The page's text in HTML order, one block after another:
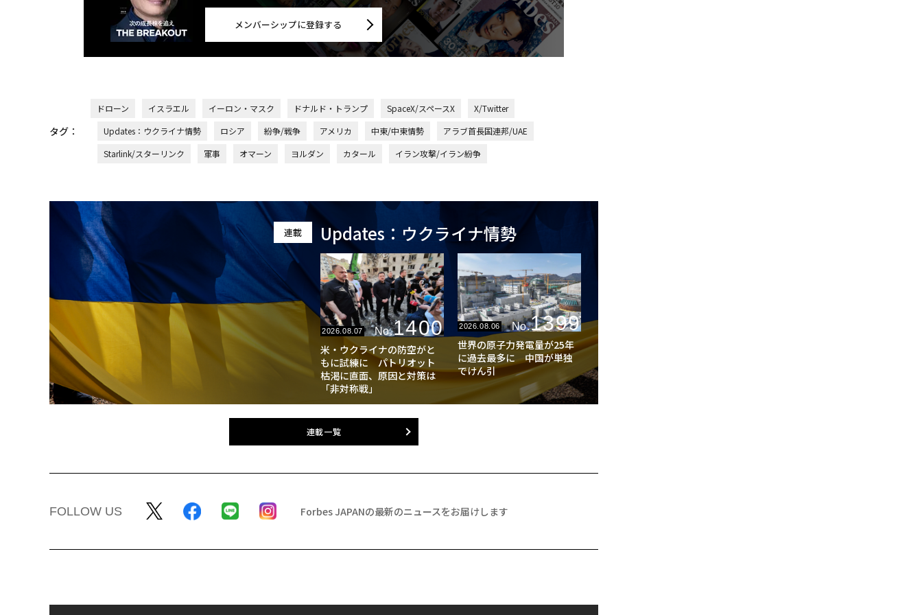
メンバーシップに登録する
タグ：
ドローン イスラエル イーロン・マスク ドナルド・トランプ SpaceX/スペースX
X/Twitter
Updates：ウクライナ情勢
ロシア 紛争/戦争 アメリカ 中東/中東情勢
アラブ首長国連邦/UAE
Starlink/スターリンク
軍事 オマーン ヨルダン カタール イラン攻撃/イラン紛争
連載 Updates：ウクライナ情勢
2026.08.07 No.1400
米・ウクライナの防空がと
もに試練に パトリオット
枯渇に直面、原因と対策は
「非対称戦」
2026.08.06 No.1399
世界の原子力発電量が25年
に過去最多に 中国が単独
でけん引
連載一覧
FOLLOW US Forbes JAPANの最新のニュースをお届けします